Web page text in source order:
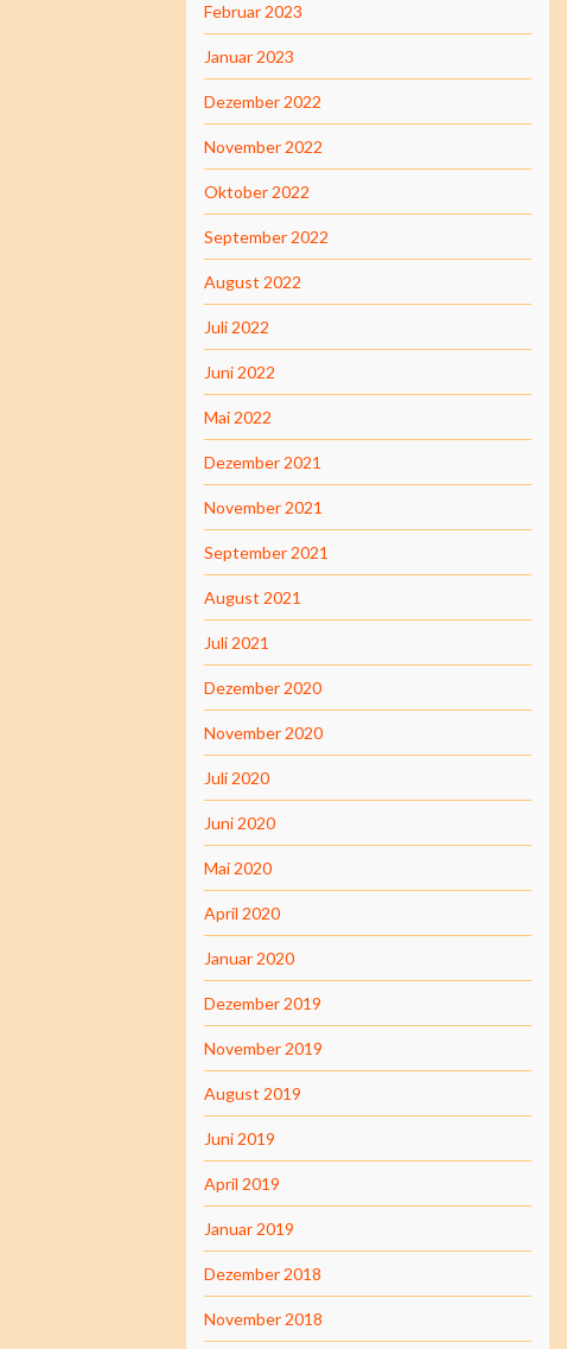
Februar 2023
Januar 2023
Dezember 2022
November 2022
Oktober 2022
September 2022
August 2022
Juli 2022
Juni 2022
Mai 2022
Dezember 2021
November 2021
September 2021
August 2021
Juli 2021
Dezember 2020
November 2020
Juli 2020
Juni 2020
Mai 2020
April 2020
Januar 2020
Dezember 2019
November 2019
August 2019
Juni 2019
April 2019
Januar 2019
Dezember 2018
November 2018